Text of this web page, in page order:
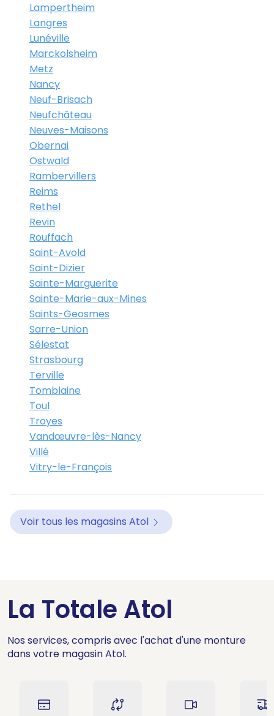
Lampertheim
Langres
Lunéville
Marckolsheim
Metz
Nancy
Neuf-Brisach
Neufchâteau
Neuves-Maisons
Obernai
Ostwald
Rambervillers
Reims
Rethel
Revin
Rouffach
Saint-Avold
Saint-Dizier
Sainte-Marguerite
Sainte-Marie-aux-Mines
Saints-Geosmes
Sarre-Union
Sélestat
Strasbourg
Terville
Tomblaine
Toul
Troyes
Vandœuvre-lès-Nancy
Villé
Vitry-le-François
Voir tous les magasins Atol
La Totale Atol
Nos services, compris avec l'achat d'une monture
dans votre magasin Atol.